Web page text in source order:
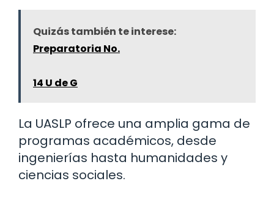
Quizás también te interese:
Preparatoria No.
14 U de G
La UASLP ofrece una amplia gama de
programas académicos, desde
ingenierías hasta humanidades y
ciencias sociales.